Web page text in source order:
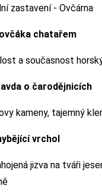
zastavení - Ovčárna
chatařem
a současnost
o čarodějnicích
kameny, tajemný
vrchol
jizva na tváři